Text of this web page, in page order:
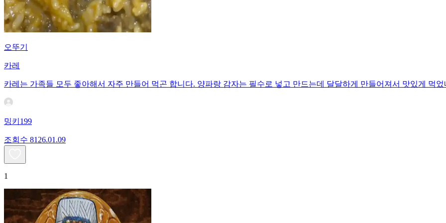
오뚜기
카레
카레는 가족들 모두 좋아해서 자주 만들어 먹곤 합니다. 양파랑 감자는 필수로 넣고 만드는데 달달하게 만들어져서 맛있게 먹었
밍키199
조회수 81 26.01.09
1